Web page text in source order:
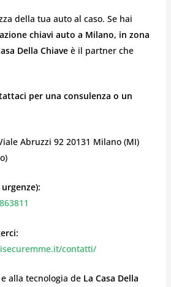
della tua auto al caso. Se hai
chiavi auto a Milano, in zona
Della Chiaveè il partner che
per una consulenza o un
Abruzzi 92 20131 Milano (MI)
contatti/
alla tecnologia de La Casa Della